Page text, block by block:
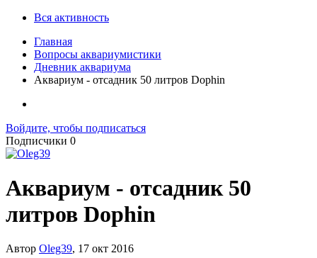
Вся активность
Главная
Вопросы аквариумистики
Дневник аквариума
Аквариум - отсадник 50 литров Dophin
Войдите, чтобы подписаться
Подписчики 0
Аквариум - отсадник 50
литров Dophin
Автор Oleg39, 17 окт 2016